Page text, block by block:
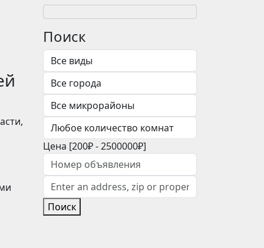
Поиск
Цена [200₽-2500000₽]
Поиск